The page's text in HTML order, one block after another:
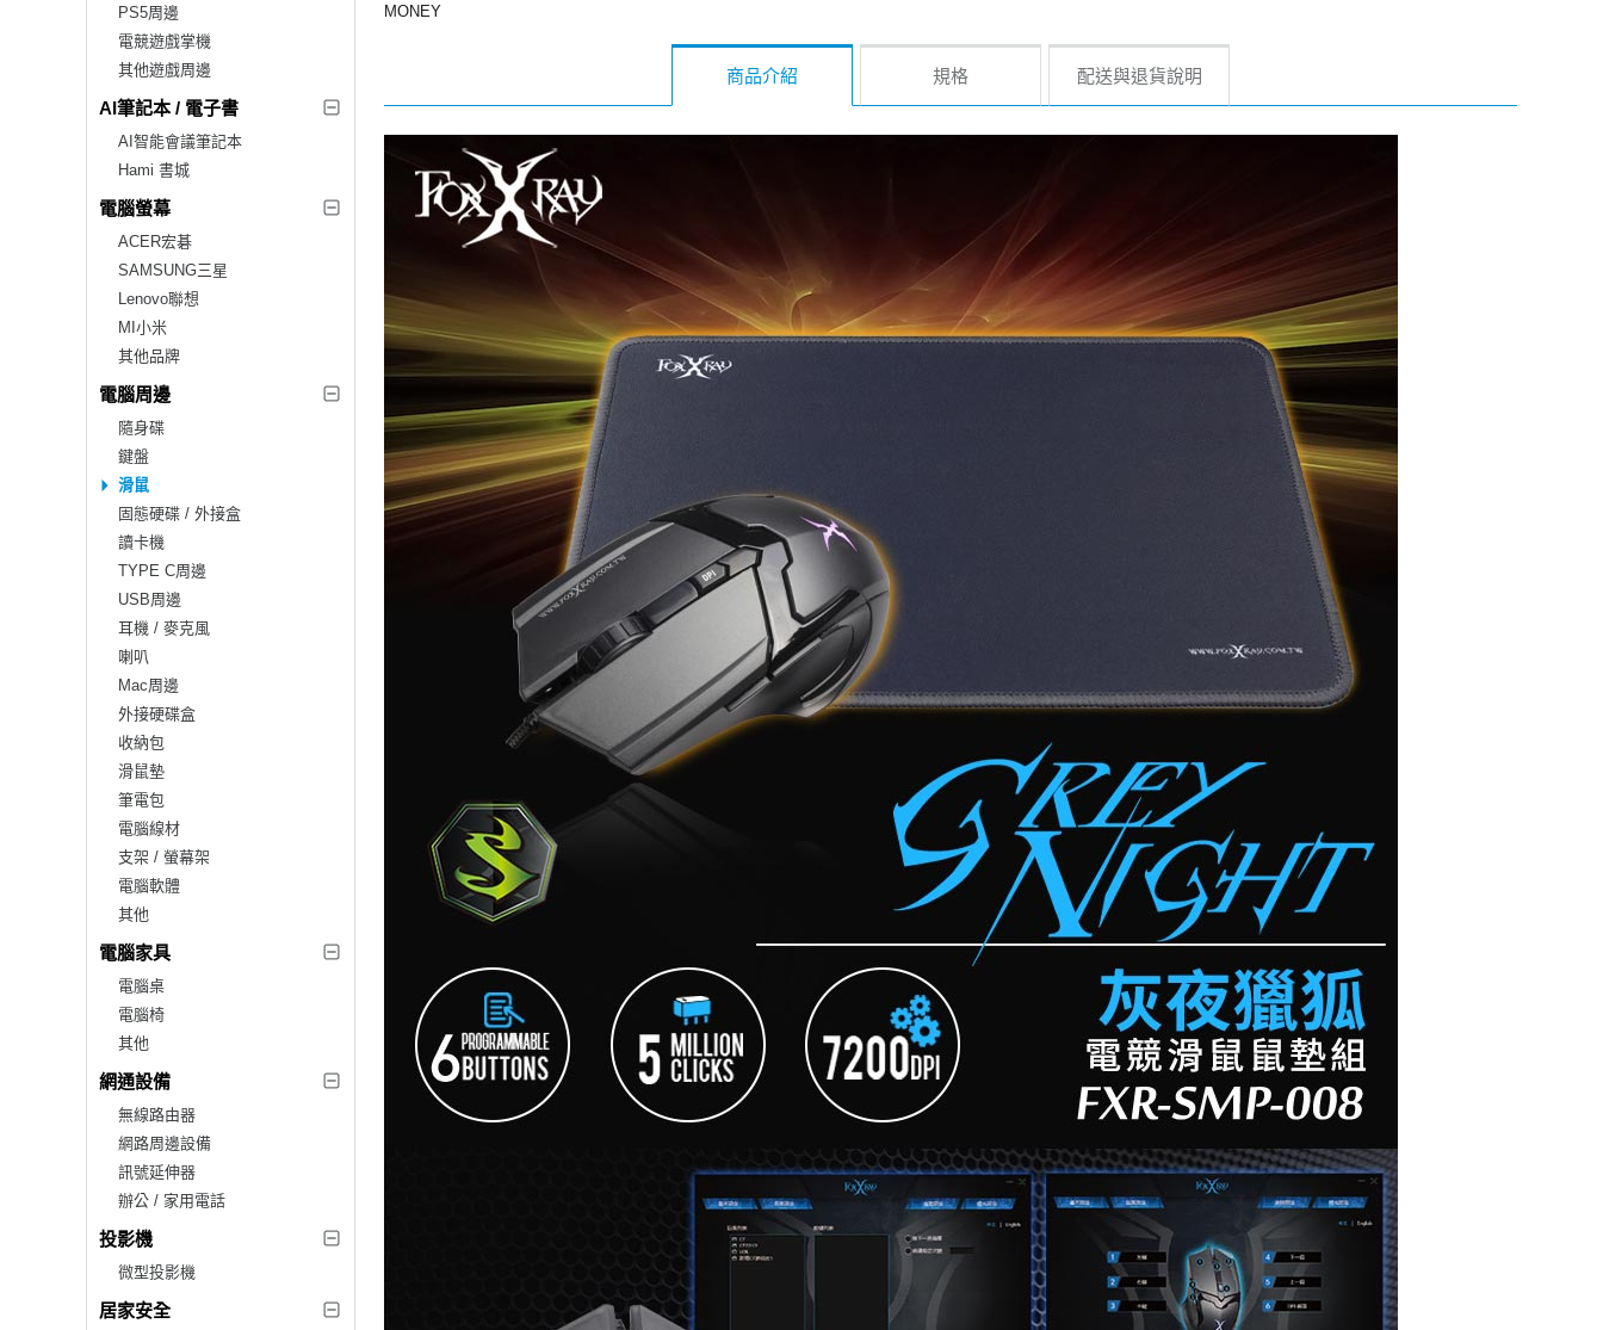
PS5周邊
電競遊戲掌機
其他遊戲周邊
AI筆記本 / 電子書
AI智能會議筆記本
Hami 書城
電腦螢幕
ACER宏碁
SAMSUNG三星
Lenovo聯想
MI小米
其他品牌
電腦周邊
隨身碟
鍵盤
滑鼠
固態硬碟 / 外接盒
讀卡機
TYPE C周邊
USB周邊
耳機 / 麥克風
喇叭
Mac周邊
外接硬碟盒
收納包
滑鼠墊
筆電包
電腦線材
支架 / 螢幕架
電腦軟體
其他
電腦家具
電腦桌
電腦椅
其他
網通設備
無線路由器
網路周邊設備
訊號延伸器
辦公 / 家用電話
投影機
微型投影機
居家安全
MONEY
商品介紹 規格 配送與退貨說明